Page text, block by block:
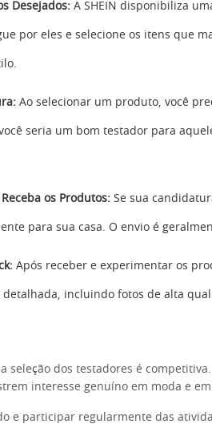
Desejados: A SHEIN disponibiliza
por eles e selecione os itens que
Ao selecionar um produto, você
seria um bom testador para
os Produtos: Se sua
para sua casa. O envio é
Após receber e experimentar os
detalhada, incluindo fotos de alta
seleção dos testadores é competitiva.
interesse genuíno em moda e
e participar regularmente das